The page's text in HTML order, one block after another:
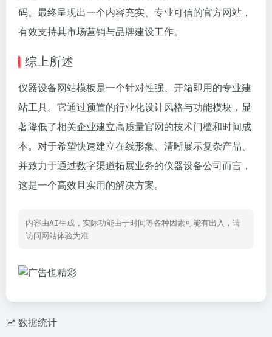
码。最终呈现出一个内容充实、专业可信的官方网站，
有效支持其市场营销与品牌建设工作。
综上所述
仪器设备网站模板是一个针对性强、开箱即用的专业建
站工具。它通过预置的行业化设计风格与功能模块，显
著降低了相关企业建立高质量官网的技术门槛和时间成
本。对于希望快速建立在线形象、清晰展示复杂产品、
并致力于通过数字渠道拓展业务的仪器设备公司而言，
这是一个高效且实用的解决方案。
内容由AI生成，实际功能由于时间等各种因素可能有出入，请
访问网站体验为准
数据统计